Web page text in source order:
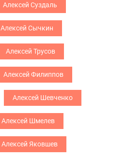
Алексей Суздаль
Алексей Сычкин
Алексей Трусов
Алексей Филиппов
Алексей Шевченко
Алексей Шмелев
Алексей Яковшев